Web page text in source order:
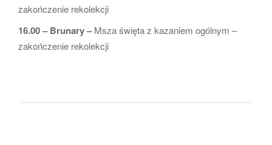
zakończenie rekolekcji
16.00 – Brunary –Msza święta z kazaniem ogólnym –
zakończenie rekolekcji